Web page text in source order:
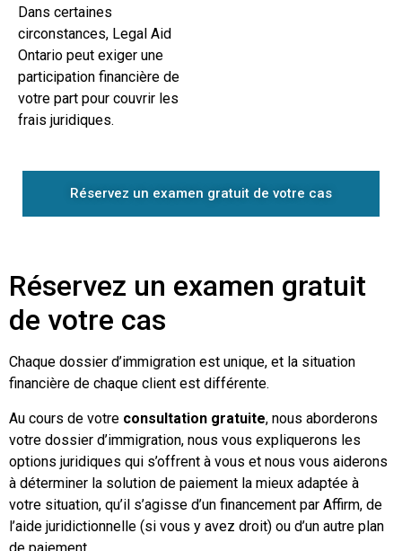
Dans certaines
circonstances, Legal Aid
Ontario peut exiger une
participation financière de
votre part pour couvrir les
frais juridiques.
Réservez un examen gratuit de votre cas
Réservez un examen gratuit
de votre cas
Chaque dossier d’immigration est unique, et la situation
financière de chaque client est différente.
Au cours de votre consultation gratuite, nous aborderons
votre dossier d’immigration, nous vous expliquerons les
options juridiques qui s’offrent à vous et nous vous aiderons
à déterminer la solution de paiement la mieux adaptée à
votre situation, qu’il s’agisse d’un financement par Affirm, de
l’aide juridictionnelle (si vous y avez droit) ou d’un autre plan